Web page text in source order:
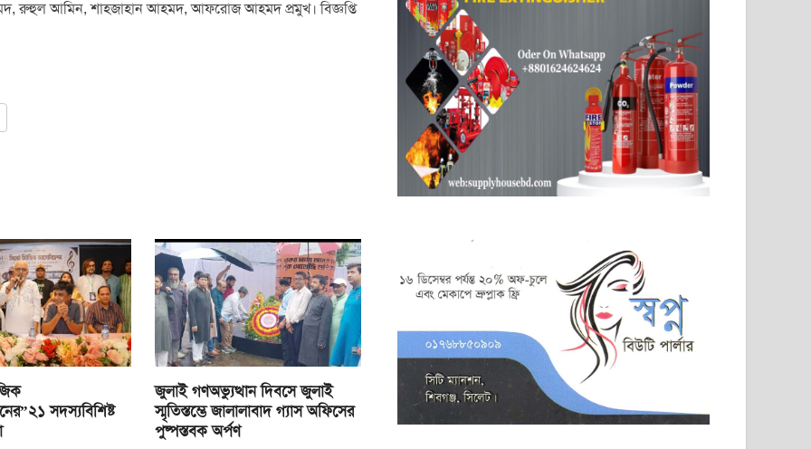
রুহুল আমিন, শাহজাহান আহমদ, আফরোজ আহমদ প্রমুখ। বিজ্ঞপ্তি
সদস্যবিশিষ্ট
জুলাই গণঅভ্যুত্থান দিবসে জুলাই
স্মৃতিস্তম্ভে জালালাবাদ গ্যাস অফিসের
পুষ্পস্তবক অর্পণ